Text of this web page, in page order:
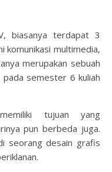
biasanya terdapat 3
komunikasi multimedia,
merupakan sebuah
pada semester 6 kuliah
tujuan yang
pun berbeda juga.
seorang desain grafis